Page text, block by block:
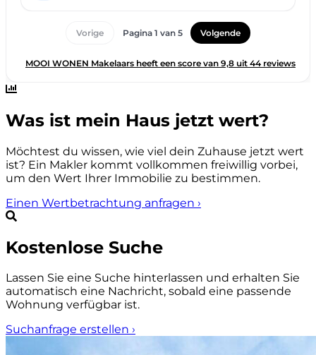
Was ist mein Haus jetzt wert?
Möchtest du wissen, wie viel dein Zuhause jetzt wert
ist? Ein Makler kommt vollkommen freiwillig vorbei,
um den Wert Ihrer Immobilie zu bestimmen.
Einen Wertbetrachtung anfragen ›
Kostenlose Suche
Lassen Sie eine Suche hinterlassen und erhalten Sie
automatisch eine Nachricht, sobald eine passende
Wohnung verfügbar ist.
Suchanfrage erstellen ›